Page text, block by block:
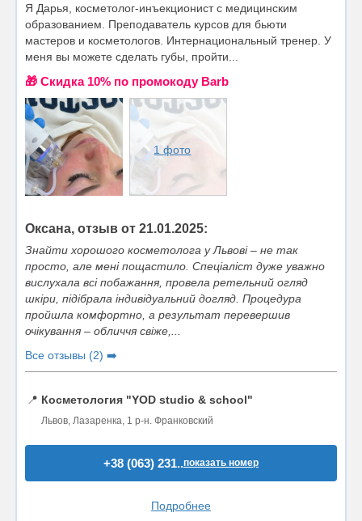
Я Дарья, косметолог-инъекционист с медицинским
образованием. Преподаватель курсов для бьюти
мастеров и косметологов. Интернациональный тренер. У
меня вы можете сделать губы, пройти...
🎁 Cкидка 10% по промокоду Barb
1 фото
Оксана, отзыв от 21.01.2025:
Знайти хорошого косметолога у Львові – не так
просто, але мені пощастило. Спеціаліст дуже уважно
вислухала всі побажання, провела ретельний огляд
шкіри, підібрала індивідуальний догляд. Процедура
пройшла комфортно, а результат перевершив
очікування – обличчя свіже,...
Все отзывы (2) ➡️
📍 Косметология "YOD studio & school"
Львов, Лазаренка, 1 р-н. Франковский
+38 (063) 231..показать номер
Подробнее